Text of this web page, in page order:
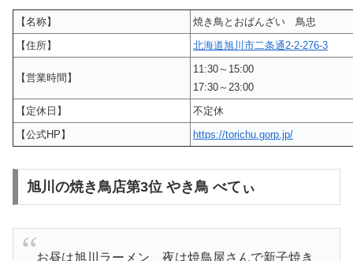
【名称】
焼き鳥とおばんざい 鳥忠
【住所】
北海道旭川市二条通2-2-276-3
【営業時間】
11:30～15:00
17:30～23:00
【定休日】
不定休
【公式HP】
https://torichu.gorp.jp/
旭川の焼き鳥店第3位 やき鳥 べてぃ
お昼は旭川ラーメン、夜は焼鳥屋さんで新子焼き